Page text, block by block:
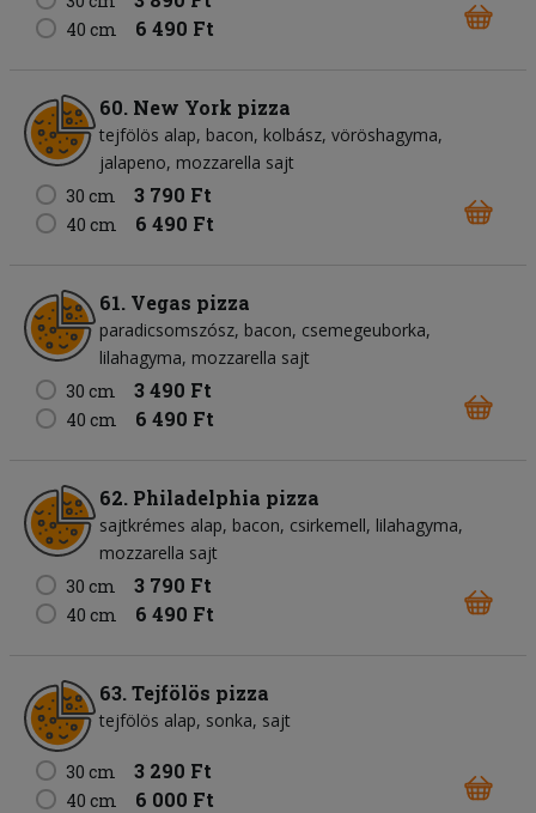
40 cm 6 490 Ft
60. New York pizza
tejfölös alap bacon kolbász vöröshagyma
jalapeno mozzarella sajt
30 cm
3 790 Ft
40 cm 6 490 Ft
61. Vegas pizza
paradicsomszósz bacon csemegeuborka
lilahagyma mozzarella sajt
30 cm
3 490 Ft
40 cm 6 490 Ft
62. Philadelphia pizza
sajtkrémes alap bacon csirkemell lilahagyma
mozzarella sajt
30 cm
3 790 Ft
40 cm 6 490 Ft
63. Tejfölös pizza
tejfölös alap sonka sajt
30 cm 3 290 Ft
40 cm 6 000 Ft